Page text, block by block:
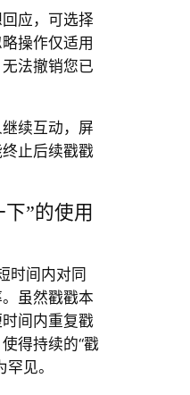
应，可选择
操作仅适用
法撤销您已
续互动，屏
止后续戳戳
下”的使用
时间内对同
虽然戳戳本
间内重复戳
得持续的“戳
见。